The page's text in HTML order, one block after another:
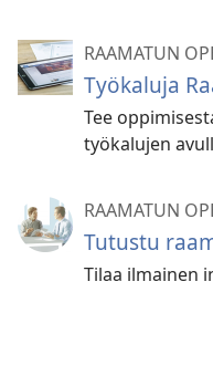
RAAMATUN
Työkaluja
Tee
työkalujen
RAAMATUN
Tutustu
Tilaa ilmainen